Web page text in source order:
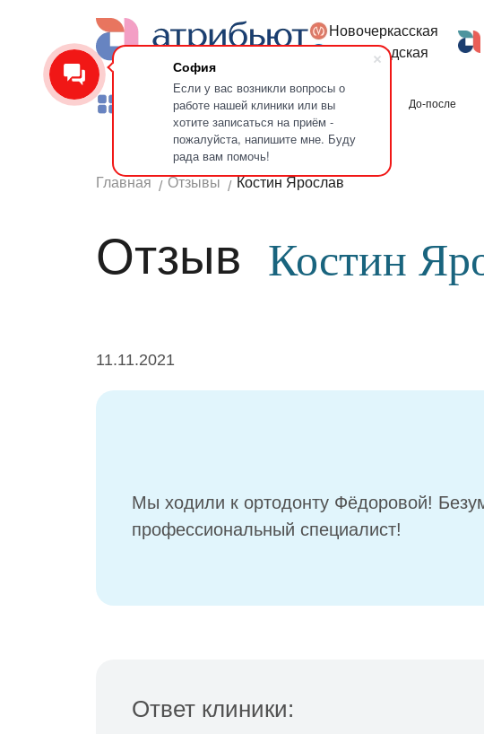
София
Если у вас возникли вопросы о
работе нашей клиники или вы
хотите записаться на приём -
пожалуйста, напишите мне. Буду
рада вам помочь!
Версия для слабовидящих
Новочеркасская
Петроградская
Врачи Лечение зубов До-после
Главная Отзывы Костин Ярослав
Отзыв Костин
11.11.2021
Мы ходили к ортодонту Фёдоровой!
профессиональный специалист!
Ответ клиники: